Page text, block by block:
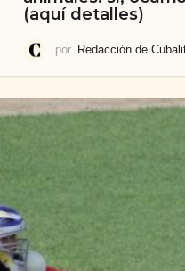
(aquí detalles)
por Redacción de